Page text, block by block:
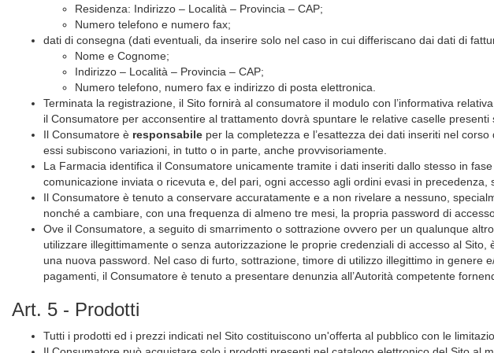
Residenza: Indirizzo – Località – Provincia – CAP;
Numero telefono e numero fax;
dati di consegna (dati eventuali, da inserire solo nel caso in cui differiscano dai dati di
Nome e Cognome;
Indirizzo – Località – Provincia – CAP;
Numero telefono, numero fax e indirizzo di posta elettronica.
Terminata la registrazione, il Sito fornirà al consumatore il modulo con l’informativa
il Consumatore per acconsentire al trattamento dovrà spuntare le relative caselle presenti
Il Consumatore è responsabile per la completezza e l’esattezza dei dati inseriti nel
essi subiscono variazioni, in tutto o in parte, anche provvisoriamente.
La Farmacia identifica il Consumatore unicamente tramite i dati inseriti dallo stesso in
comunicazione inviata o ricevuta e, del pari, ogni accesso agli ordini evasi in precedenza,
Il Consumatore è tenuto a conservare accuratamente e a non rivelare a nessuno,
nonché a cambiare, con una frequenza di almeno tre mesi, la propria password di
Ove il Consumatore, a seguito di smarrimento o sottrazione ovvero per un qualunque
utilizzare illegittimamente o senza autorizzazione le proprie credenziali di accesso al
una nuova password. Nel caso di furto, sottrazione, timore di utilizzo illegittimo in
pagamenti, il Consumatore è tenuto a presentare denunzia all’Autorità competente
Art. 5 - Prodotti
Tutti i prodotti ed i prezzi indicati nel Sito costituiscono un'offerta al pubblico con le